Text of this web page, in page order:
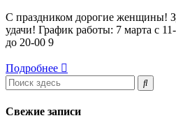
С праздником дорогие женщины!
удачи! График работы: 7 марта с
до 20-00 9
Подробнее
Свежие записи